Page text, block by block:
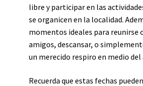
libre y participar en las
se organicen en la localidad.
momentos ideales para reunirse
amigos, descansar, o
un merecido respiro en medio del
Recuerda que estas fechas